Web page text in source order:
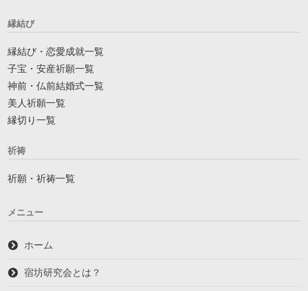
縁結び
縁結び・恋愛成就一覧
子宝・安産祈願一覧
神前・仏前結婚式一覧
美人祈願一覧
縁切り一覧
祈祷
祈願・祈祷一覧
メニュー
ホーム
宿坊研究会とは？